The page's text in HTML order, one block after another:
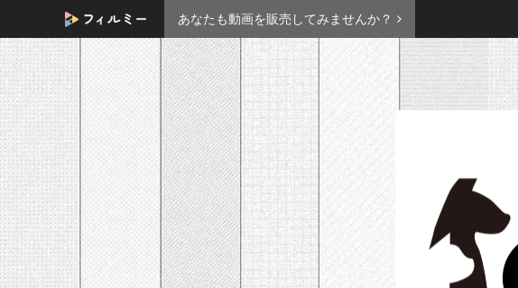
あなたも動画を販売してみませんか？